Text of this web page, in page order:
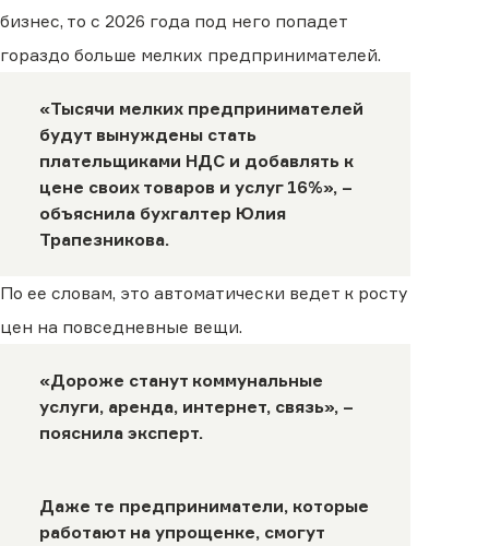
бизнес, то с 2026 года под него попадет
гораздо больше мелких предпринимателей.
«Тысячи мелких предпринимателей
будут вынуждены стать
плательщиками НДС и добавлять к
цене своих товаров и услуг 16%», –
объяснила бухгалтер Юлия
Трапезникова.
По ее словам, это автоматически ведет к росту
цен на повседневные вещи.
«Дороже станут коммунальные
услуги, аренда, интернет, связь», –
пояснила эксперт.
Даже те предприниматели, которые
работают на упрощенке, смогут